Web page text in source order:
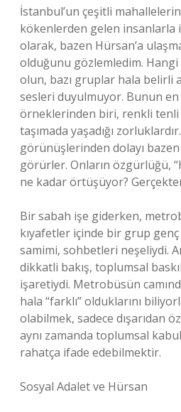
İstanbul’un çeşitli
kökenlerden gelen insanlarla
olarak, bazen Hürsan’a
olduğunu gözlemledim. Hangi
olun, bazı gruplar hala belirli
sesleri duyulmuyor. Bunun
örneklerinden biri, renkli
taşımada yaşadığı
görünüşlerinden dolayı
görürler. Onların özgürlüğü,
ne kadar örtüşüyor?
Bir sabah işe giderken,
kıyafetler içinde bir grup
samimi, sohbetleri neşeliydi.
dikkatli bakış, toplumsal
işaretiydi. Metrobüsün
hala “farklı” olduklarını
olabilmek, sadece dışarıdan
aynı zamanda toplumsal
rahatça ifade edebilmektir.
Sosyal Adalet ve Hürsan